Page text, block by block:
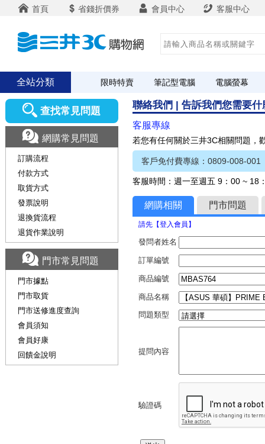
首頁 省錢折價券 會員中心 客服中心
全站分類 限時特賣 筆記型電腦 電腦螢幕
聯絡我們 | 告訴我們您需要什
客服專線
若您有任何關於三井3C相關問題，
客戶免付費專線：0809-008-001
客服時間：週一至週五 9：00 ~ 18
網購相關 門市問題
請先【登入會員】
發問者姓名
訂單編號
商品編號
商品名稱
問題類型
提問內容
驗證碼
查找常見問題
網購常見問題
訂購流程
付款方式
取貨方式
發票說明
退換貨流程
退貨作業說明
門市常見問題
門市據點
門市取貨
門市送修進度查詢
會員須知
會員好康
回饋金說明